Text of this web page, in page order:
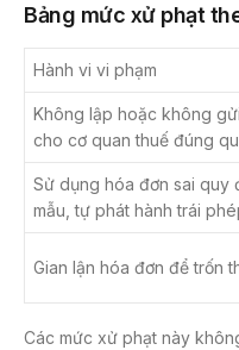
Bảng mức xử phạt
Hành vi vi phạm
Không lập hoặc không
cho cơ quan thuế đúng
Sử dụng hóa đơn sai quy
mẫu, tự phát hành trái
Gian lận hóa đơn để trốn
Các mức xử phạt này